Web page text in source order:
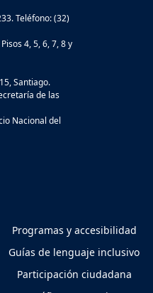
Teléfono: (32)
4, 5, 6, 7, 8 y
Santiago.
de las
Nacional del
Programas y accesibilidad
Guías de lenguaje inclusivo
Participación ciudadana